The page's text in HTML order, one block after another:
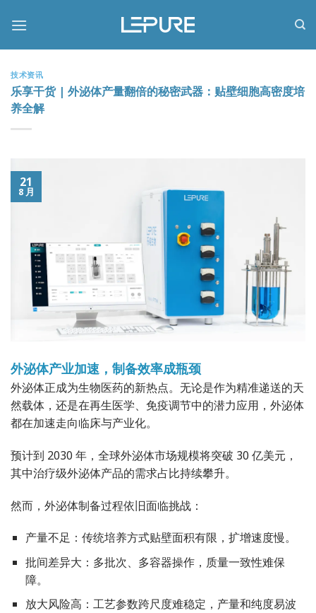
技术资讯
乐享干货 | 外泌体产量翻倍的秘密武器：贴壁细胞高密度培
养全解
21
8 月
外泌体产业加速，制备效率成瓶颈
外泌体正成为生物医药的新热点。无论是作为精准递送的天
然载体，还是在再生医学、免疫调节中的潜力应用，外泌体
都在加速走向临床与产业化。
预计到 2030 年，全球外泌体市场规模将突破 30 亿美元，
其中治疗级外泌体产品的需求占比持续攀升。
然而，外泌体制备过程依旧面临挑战：
产量不足：传统培养方式贴壁面积有限，扩增速度慢。
批间差异大：多批次、多容器操作，质量一致性难保
障。
放大风险高：工艺参数跨尺度难稳定，产量和纯度易波